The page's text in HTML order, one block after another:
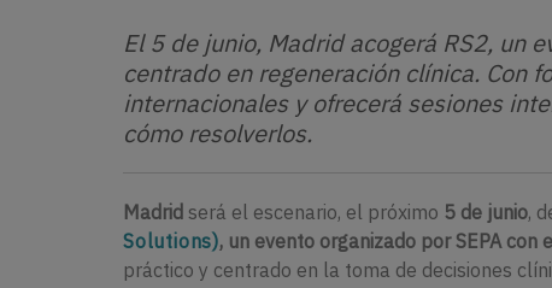
El 5 de junio, Madrid acogerá RS2, un
centrado en regeneración clínica. Con
internacionales y ofrecerá sesiones
cómo resolverlos.
Madrid será el escenario, el próximo 5 de junio,
Solutions), un evento organizado por SEPA con
práctico y centrado en la toma de decisiones